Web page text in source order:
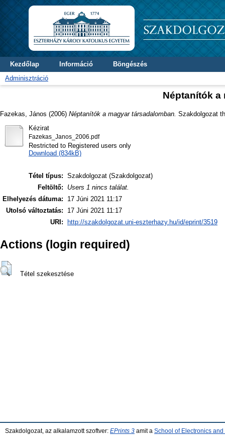
Kezdőlap Információ
Böngészés
Adminisztráció
Néptanítók a
Fazekas, János (2006) Néptanítók a magyar társadalomban. Szakdolgozat
Kézirat
Fazekas_Janos_2006.pdf
Restricted to Registered users only
Download (834kB)
Tétel típus: Szakdolgozat (Szakdolgozat)
Feltöltő:
Users 1 nincs találat.
Elhelyezés dátuma:
17 Júni 2021 11:17
Utolsó változtatás:
17 Júni 2021 11:17
URI:
http://szakdolgozat.uni-eszterhazy.hu/id/eprint/3519
Actions (login required)
Tétel szekesztése
Szakdolgozat, az alkalamzott szoftver: EPrints 3 amit a School of Electronics